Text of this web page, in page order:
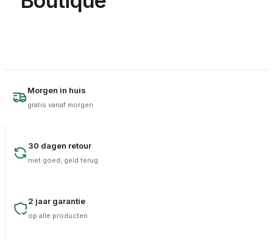
Morgen in huis
gratis vanaf morgen
30 dagen retour
niet goed, geld terug
2 jaar garantie
op alle producten